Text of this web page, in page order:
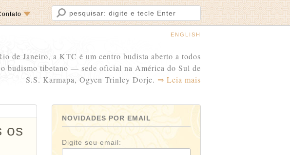
ENGLISH
de Janeiro, a KTC é um centro budista aberto a todos
budismo tibetano — sede oficial na América do Sul de
S.S. Karmapa, Ogyen Trinley Dorje. ⇒ Leia mais
os
NOVIDADES POR EMAIL
Digite seu email: